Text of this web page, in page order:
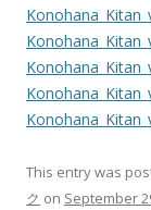
This entry was
ク on September